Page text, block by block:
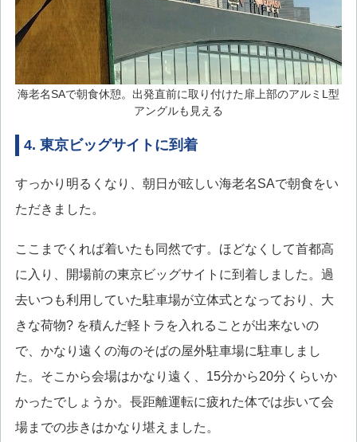
海老名SAで朝食休憩。出発直前に取り付けた扉上部のアルミL型
アングルも見える
4. 東京ビッグサイトに到着
すっかり明るくなり、朝日が眩しい海老名SAで朝食をい
ただきました。
ここまでくれば着いたも同然です。ほどなくして首都高
に入り、開場前の東京ビッグサイトに到着しました。過
去いつも利用していた駐車場が立体式となっており、大
きな荷物? を積んだ軽トラを入れることが出来ないの
で、かなり遠くの海のそばの屋外駐車場に駐車しまし
た。そこから会場はかなり遠く、15分から20分くらいか
かったでしょうか。長距離運転に疲れた体では歩いて会
場までの歩きはかなり堪えました。